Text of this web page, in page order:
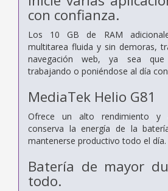
con confianza.
Los 10 GB de RAM
multitarea fluida y sin demoras,
navegación web, ya sea que
trabajando o poniéndose al día
MediaTek Helio G81
Ofrece un alto rendimiento y
conserva la energía de la
mantenerse productivo todo el día.
Batería de mayor
todo.